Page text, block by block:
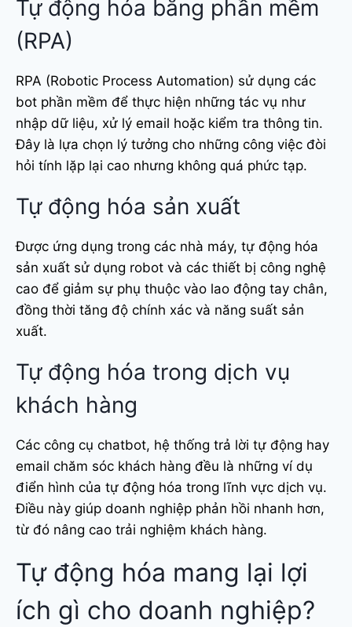
Tự động hóa bằng phần mềm
(RPA)
RPA (Robotic Process Automation) sử dụng các
bot phần mềm để thực hiện những tác vụ như
nhập dữ liệu, xử lý email hoặc kiểm tra thông tin.
Đây là lựa chọn lý tưởng cho những công việc đòi
hỏi tính lặp lại cao nhưng không quá phức tạp.
Tự động hóa sản xuất
Được ứng dụng trong các nhà máy, tự động hóa
sản xuất sử dụng robot và các thiết bị công nghệ
cao để giảm sự phụ thuộc vào lao động tay chân,
đồng thời tăng độ chính xác và năng suất sản
xuất.
Tự động hóa trong dịch vụ
khách hàng
Các công cụ chatbot, hệ thống trả lời tự động hay
email chăm sóc khách hàng đều là những ví dụ
điển hình của tự động hóa trong lĩnh vực dịch vụ.
Điều này giúp doanh nghiệp phản hồi nhanh hơn,
từ đó nâng cao trải nghiệm khách hàng.
Tự động hóa mang lại lợi
ích gì cho doanh nghiệp?